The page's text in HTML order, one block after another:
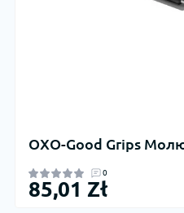
OXO-Good Grips
0
85,01 Zł